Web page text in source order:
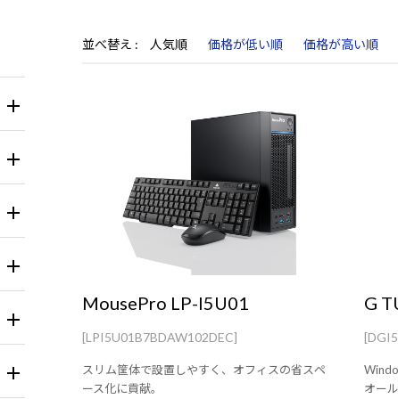
並べ替え 人気順 価格が低い順 価格が高い順
MousePro LP-I5U01
[LPI5U01B7BDAW102DEC]
スリム筐体で設置しやすく、オフィスの省スペ
ース化に貢献。
G
オー